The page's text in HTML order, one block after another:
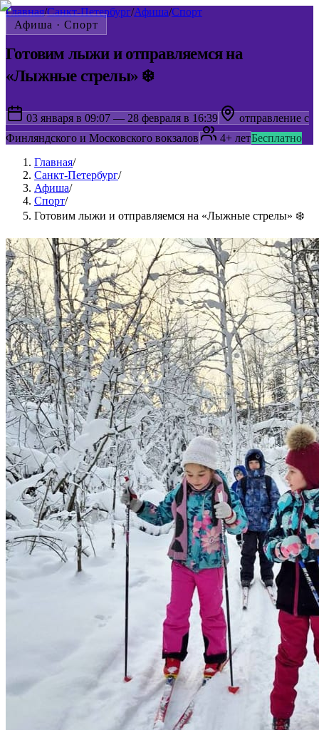
Главная/Санкт-Петербург/Афиша/Спорт
Афиша · Спорт
Готовим лыжи и отправляемся на
«Лыжные стрелы» ❄️
03 января в 09:07 — 28 февраля в 16:39
отправление с
Финляндского и Московского вокзалов
4+ летБесплатно
Главная/
Санкт-Петербург/
Афиша/
Спорт/
Готовим лыжи и отправляемся на «Лыжные стрелы» ❄️